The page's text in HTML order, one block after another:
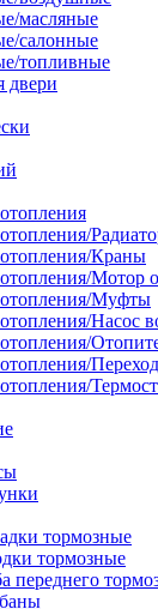
масляные
салонные
топливные
двери
Краны
Мотор
Муфты
Насос
тормозные
тормозные
переднего